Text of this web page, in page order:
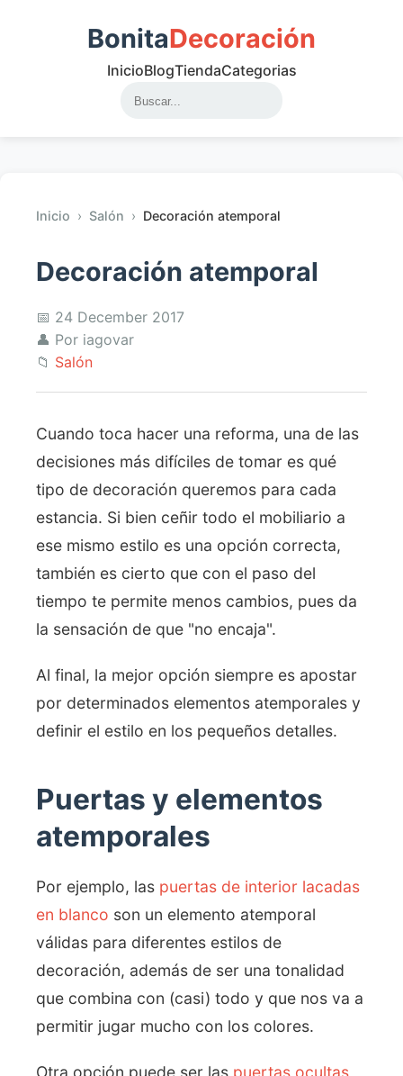
BonitaDecoración
InicioBlogTiendaCategorias
Inicio › Salón › Decoración atemporal
Decoración atemporal
📅 24 December 2017
👤 Por iagovar
📁 Salón
Cuando toca hacer una reforma, una de las
decisiones más difíciles de tomar es qué
tipo de decoración queremos para cada
estancia. Si bien ceñir todo el mobiliario a
ese mismo estilo es una opción correcta,
también es cierto que con el paso del
tiempo te permite menos cambios, pues da
la sensación de que "no encaja".
Al final, la mejor opción siempre es apostar
por determinados elementos atemporales y
definir el estilo en los pequeños detalles.
Puertas y elementos
atemporales
Por ejemplo, las puertas de interior lacadas
en blanco son un elemento atemporal
válidas para diferentes estilos de
decoración, además de ser una tonalidad
que combina con (casi) todo y que nos va a
permitir jugar mucho con los colores.
Otra opción puede ser las puertas ocultas